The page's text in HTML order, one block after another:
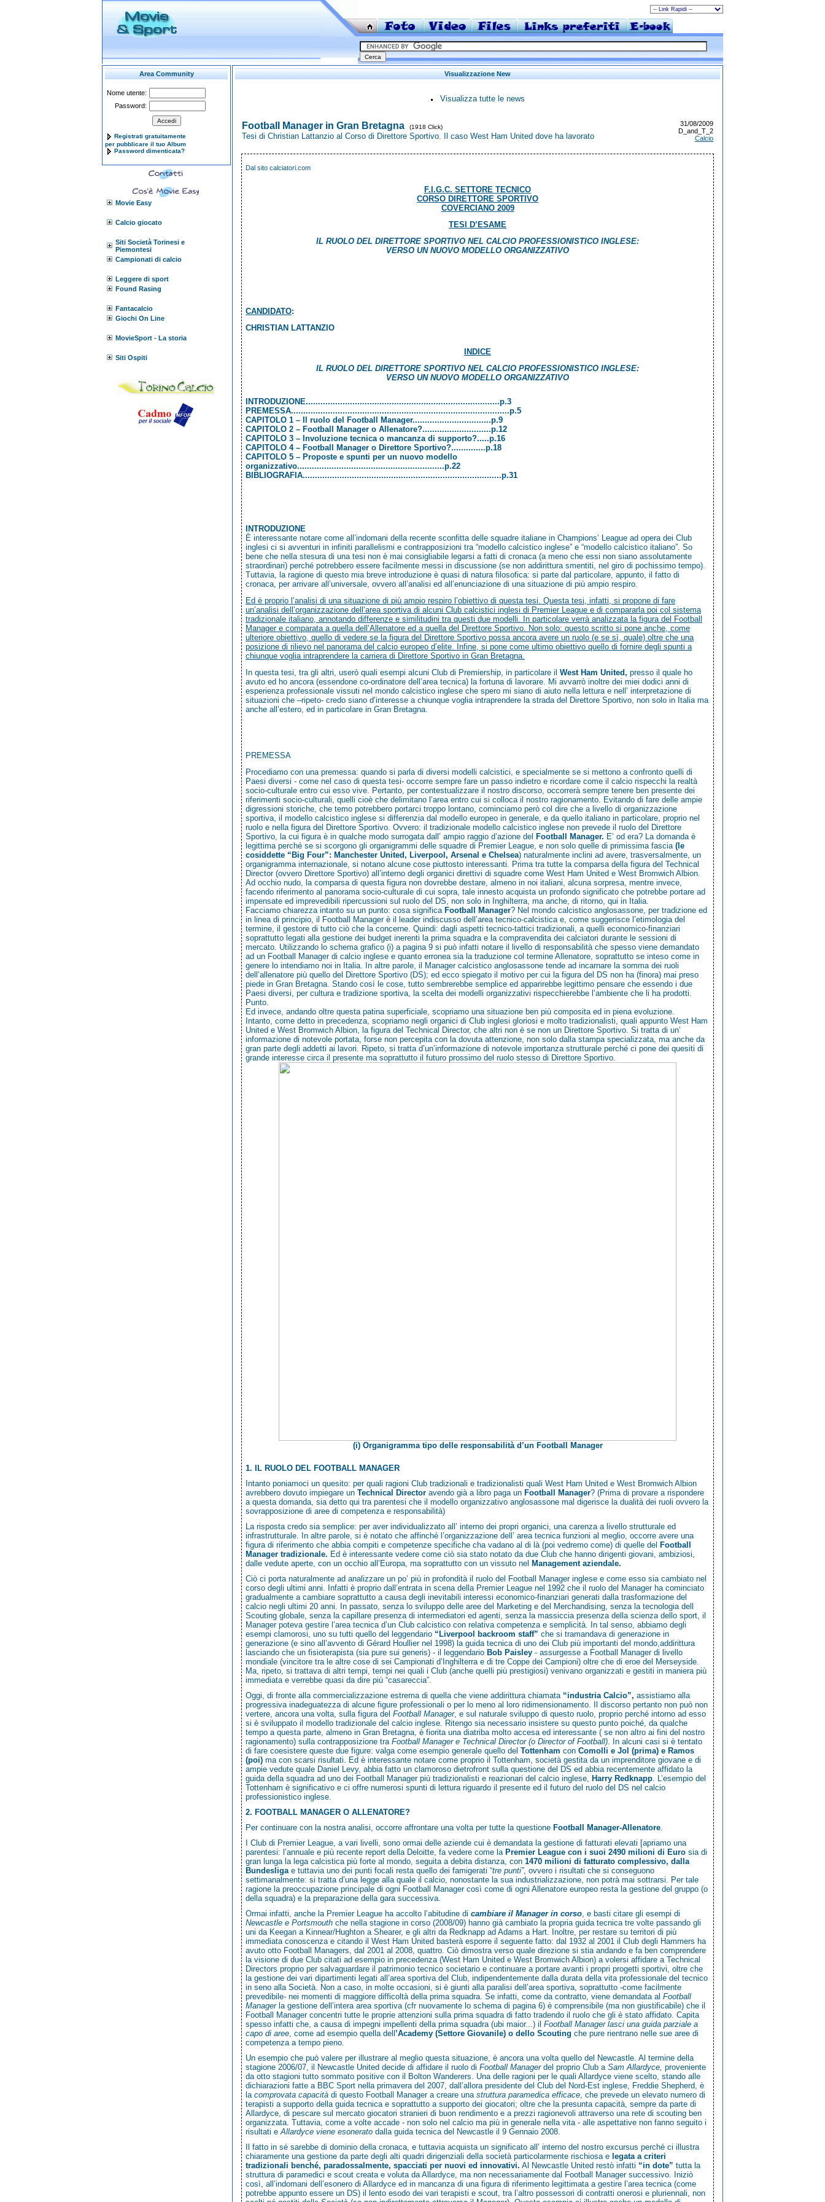
Area Community
Nome utente:
Password:
Registrati gratuitamente
per pubblicare il tuo Album
Password dimenticata?
Movie Easy
Calcio giocato
Siti Società Torinesi e
Piemontesi
Campionati di calcio
Leggere di sport
Found Rasing
Fantacalcio
Giochi On Line
MovieSport - La storia
Siti Ospiti
Visualizzazione New
Visualizza tutte le news
Football Manager in Gran Bretagna (1918 Click)
Tesi di Christian Lattanzio al Corso di Direttore Sportivo. Il caso West Ham United dove ha lavorato
31/08/2009
D_and_T_2
Calcio
Dal sito calciatori.com
F.I.G.C. SETTORE TECNICO
CORSO DIRETTORE SPORTIVO
COVERCIANO 2009
TESI D’ESAME
IL RUOLO DEL DIRETTORE SPORTIVO NEL CALCIO PROFESSIONISTICO INGLESE:
VERSO UN NUOVO MODELLO ORGANIZZATIVO
CANDIDATO:
CHRISTIAN LATTANZIO
INDICE
IL RUOLO DEL DIRETTORE SPORTIVO NEL CALCIO PROFESSIONISTICO INGLESE:
VERSO UN NUOVO MODELLO ORGANIZZATIVO
INTRODUZIONE...............................................................................p.3
PREMESSA.........................................................................................p.5
CAPITOLO 1 – Il ruolo del Football Manager................................p.9
CAPITOLO 2 – Football Manager o Allenatore?............................p.12
CAPITOLO 3 – Involuzione tecnica o mancanza di supporto?.....p.16
CAPITOLO 4 – Football Manager o Direttore Sportivo?..............p.18
CAPITOLO 5 – Proposte e spunti per un nuovo modello
organizzativo............................................................p.22
BIBLIOGRAFIA.................................................................................p.31
INTRODUZIONE
È interessante notare come all’indomani della recente sconfitta delle squadre italiane in Champions’ League ad opera dei Club
inglesi ci si avventuri in infiniti parallelismi e contrapposizioni tra “modello calcistico inglese” e “modello calcistico italiano”. So
bene che nella stesura di una tesi non è mai consigliabile legarsi a fatti di cronaca (a meno che essi non siano assolutamente
straordinari) perché potrebbero essere facilmente messi in discussione (se non addirittura smentiti, nel giro di pochissimo tempo).
Tuttavia, la ragione di questo mia breve introduzione è quasi di natura filosofica: si parte dal particolare, appunto, il fatto di
cronaca, per arrivare all’universale, ovvero all’analisi ed all’enunciazione di una situazione di più ampio respiro.
Ed è proprio l’analisi di una situazione di più ampio respiro l’obiettivo di questa tesi. Questa tesi, infatti, si propone di fare
un’analisi dell’organizzazione dell’area sportiva di alcuni Club calcistici inglesi di Premier League e di compararla poi col sistema
tradizionale italiano, annotando differenze e similitudini tra questi due modelli. In particolare verrà analizzata la figura del Football
Manager e comparata a quella dell’Allenatore ed a quella del Direttore Sportivo. Non solo: questo scritto si pone anche, come
ulteriore obiettivo, quello di vedere se la figura del Direttore Sportivo possa ancora avere un ruolo (e se sì, quale) oltre che una
posizione di rilievo nel panorama del calcio europeo d’elite. Infine, si pone come ultimo obiettivo quello di fornire degli spunti a
chiunque voglia intraprendere la carriera di Direttore Sportivo in Gran Bretagna.
In questa tesi, tra gli altri, userò quali esempi alcuni Club di Premiership, in particolare il West Ham United, presso il quale ho
avuto ed ho ancora (essendone co-ordinatore dell’area tecnica) la fortuna di lavorare. Mi avvarrò inoltre dei miei dodici anni di
esperienza professionale vissuti nel mondo calcistico inglese che spero mi siano di aiuto nella lettura e nell’ interpretazione di
situazioni che –ripeto- credo siano d’interesse a chiunque voglia intraprendere la strada del Direttore Sportivo, non solo in Italia ma
anche all’estero, ed in particolare in Gran Bretagna.
PREMESSA
Procediamo con una premessa: quando si parla di diversi modelli calcistici, e specialmente se si mettono a confronto quelli di
Paesi diversi - come nel caso di questa tesi- occorre sempre fare un passo indietro e ricordare come il calcio rispecchi la realtà
socio-culturale entro cui esso vive. Pertanto, per contestualizzare il nostro discorso, occorrerà sempre tenere ben presente dei
riferimenti socio-culturali, quelli cioè che delimitano l’area entro cui si colloca il nostro ragionamento. Evitando di fare delle ampie
digressioni storiche, che temo potrebbero portarci troppo lontano, cominciamo però col dire che a livello di organizzazione
sportiva, il modello calcistico inglese si differenzia dal modello europeo in generale, e da quello italiano in particolare, proprio nel
ruolo e nella figura del Direttore Sportivo. Ovvero: il tradizionale modello calcistico inglese non prevede il ruolo del Direttore
Sportivo, la cui figura è in qualche modo surrogata dall’ ampio raggio d’azione del Football Manager. E’ od era? La domanda è
legittima perché se si scorgono gli organigrammi delle squadre di Premier League, e non solo quelle di primissima fascia (le
cosiddette “Big Four”: Manchester United, Liverpool, Arsenal e Chelsea) naturalmente inclini ad avere, trasversalmente, un
organigramma internazionale, si notano alcune cose piuttosto interessanti. Prima tra tutte la comparsa della figura del Technical
Director (ovvero Direttore Sportivo) all’interno degli organici direttivi di squadre come West Ham United e West Bromwich Albion.
Ad occhio nudo, la comparsa di questa figura non dovrebbe destare, almeno in noi italiani, alcuna sorpresa, mentre invece,
facendo riferimento al panorama socio-culturale di cui sopra, tale innesto acquista un profondo significato che potrebbe portare ad
impensate ed imprevedibili ripercussioni sul ruolo del DS, non solo in Inghilterra, ma anche, di ritorno, qui in Italia.
Facciamo chiarezza intanto su un punto: cosa significaFootball Manager? Nel mondo calcistico anglosassone, per tradizione ed
in linea di principio, il Football Manager è il leader indiscusso dell’area tecnico-calcistica e, come suggerisce l’etimologia del
termine, il gestore di tutto ciò che la concerne. Quindi: dagli aspetti tecnico-tattici tradizionali, a quelli economico-finanziari
soprattutto legati alla gestione dei budget inerenti la prima squadra e la compravendita dei calciatori durante le sessioni di
mercato. Utilizzando lo schema grafico (i) a pagina 9 si può infatti notare il livello di responsabilità che spesso viene demandato
ad un Football Manager di calcio inglese e quanto erronea sia la traduzione col termine Allenatore, soprattutto se inteso come in
genere lo intendiamo noi in Italia. In altre parole, il Manager calcistico anglosassone tende ad incarnare la somma dei ruoli
dell’allenatore più quello del Direttore Sportivo (DS); ed ecco spiegato il motivo per cui la figura del DS non ha (finora) mai preso
piede in Gran Bretagna. Stando così le cose, tutto sembrerebbe semplice ed apparirebbe legittimo pensare che essendo i due
Paesi diversi, per cultura e tradizione sportiva, la scelta dei modelli organizzativi rispecchierebbe l’ambiente che li ha prodotti.
Punto.
Ed invece, andando oltre questa patina superficiale, scopriamo una situazione ben più composita ed in piena evoluzione.
Intanto, come detto in precedenza, scopriamo negli organici di Club inglesi gloriosi e molto tradizionalisti, quali appunto West Ham
United e West Bromwich Albion, la figura del Technical Director, che altri non è se non un Direttore Sportivo. Si tratta di un’
informazione di notevole portata, forse non percepita con la dovuta attenzione, non solo dalla stampa specializzata, ma anche da
gran parte degli addetti ai lavori. Ripeto, si tratta d’un’informazione di notevole importanza strutturale perché ci pone dei quesiti di
grande interesse circa il presente ma soprattutto il futuro prossimo del ruolo stesso di Direttore Sportivo.
(i) Organigramma tipo delle responsabilità d’un Football Manager
1. IL RUOLO DEL FOOTBALL MANAGER
Intanto poniamoci un quesito: per quali ragioni Club tradizionali e tradizionalisti quali West Ham United e West Bromwich Albion
avrebbero dovuto impiegare un Technical Director avendo già a libro paga un Football Manager? (Prima di provare a rispondere
a questa domanda, sia detto qui tra parentesi che il modello organizzativo anglosassone mal digerisce la dualità dei ruoli ovvero la
sovrapposizione di aree di competenza e responsabilità)
La risposta credo sia semplice: per aver individualizzato all’ interno dei propri organici, una carenza a livello strutturale ed
infrastrutturale. In altre parole, si è notato che affinché l’organizzazione dell’ area tecnica funzioni al meglio, occorre avere una
figura di riferimento che abbia compiti e competenze specifiche cha vadano al di là (poi vedremo come) di quelle del Football
Manager tradizionale. Ed è interessante vedere come ciò sia stato notato da due Club che hanno dirigenti giovani, ambiziosi,
dalle vedute aperte, con un occhio all’Europa, ma soprattutto con un vissuto nel Management aziendale.
Ciò ci porta naturalmente ad analizzare un po’ più in profondità il ruolo del Football Manageringlese e come esso sia cambiato nel
corso degli ultimi anni. Infatti è proprio dall’entrata in scena della Premier League nel 1992 che il ruolo del Manager ha cominciato
gradualmente a cambiare soprattutto a causa degli inevitabili interessi economico-finanziari generati dalla trasformazione del
calcio negli ultimi 20 anni. In passato, senza lo sviluppo delle aree del Marketing e del Merchandising, senza la tecnologia dell
Scouting globale, senza la capillare presenza di intermediatori ed agenti, senza la massiccia presenza della scienza dello sport, il
Manager poteva gestire l’area tecnica d’un Club calcistico con relativa competenza e semplicità. In tal senso, abbiamo degli
esempi clamorosi, uno su tutti quello del leggendario “ Liverpool backroom staff” che si tramandava di generazione in
generazione (e sino all’avvento di Gérard Houllier nel 1998) la guida tecnica di uno dei Club più importanti del mondo,addirittura
lasciando che un fisioterapista (sia pure sui generis) - il leggendario Bob Paisley - assurgesse a Football Managerdi livello
mondiale (vincitore tra le altre cose di sei Campionati d’Inghilterra e di tre Coppe dei Campioni) oltre che di eroe del Merseyside.
Ma, ripeto, si trattava di altri tempi, tempi nei quali i Club (anche quelli più prestigiosi) venivano organizzati e gestiti in maniera più
immediata e verrebbe quasi da dire più “casareccia”.
Oggi, di fronte alla commercializzazione estrema di quella che viene addirittura chiamata “industria Calcio”, assistiamo alla
progressiva inadeguatezza di alcune figure professionali o per lo meno al loro ridimensionamento. Il discorso pertanto non può non
vertere, ancora una volta, sulla figura del Football Manager, e sul naturale sviluppo di questo ruolo, proprio perché intorno ad esso
si è sviluppato il modello tradizionale del calcio inglese. Ritengo sia necessario insistere su questo punto poiché, da qualche
tempo a questa parte, almeno in Gran Bretagna, è fiorita una diatriba molto accesa ed interessante ( se non altro ai fini del nostro
ragionamento) sulla contrapposizione tra Football Manager e Technical Director (o Director of Football). In alcuni casi si è tentato
di fare coesistere queste due figure: valga come esempio generale quello del Tottenham con Comolli e Jol (prima) e Ramos
(poi) ma con scarsi risultati. Ed è interessante notare come proprio il Tottenham, società gestita da un imprenditore giovane e di
ampie vedute quale Daniel Levy, abbia fatto un clamoroso dietrofront sulla questione del DS ed abbia recentemente affidato la
guida della squadra ad uno dei Football Manager più tradizionalisti e reazionari del calcio inglese, Harry Redknapp. L’esempio del
Tottenham è significativo e ci offre numerosi spunti di lettura riguardo il presente ed il futuro del ruolo del DS nel calcio
professionistico inglese.
2. FOOTBALL MANAGER O ALLENATORE?
Per continuare con la nostra analisi, occorre affrontare una volta per tutte la questione Football Manager-Allenatore.
I Club di Premier League, a vari livelli, sono ormai delle aziende cui è demandata la gestione di fatturati elevati [apriamo una
parentesi: l’annuale e più recente report della Deloitte, fa vedere come la Premier League con i suoi 2490 milioni di Euro sia di
gran lunga la lega calcistica più forte al mondo, seguita a debita distanza, con 1470 milioni di fatturato complessivo, dalla
Bundesliga e tuttavia uno dei punti focali resta quello dei famigerati “tre punti”, ovvero i risultati che si conseguono
settimanalmente: si tratta d’una legge alla quale il calcio, nonostante la sua industrializzazione, non potrà mai sottrarsi. Per tale
ragione la preoccupazione principale di ogni Football Manager così come di ogni Allenatore europeo resta la gestione del gruppo (o
della squadra) e la preparazione della gara successiva.
Ormai infatti, anche la Premier League ha accolto l’abitudine di cambiare il Manager in corso, e basti citare gli esempi di
Newcastle e Portsmouth che nella stagione in corso (2008/09) hanno già cambiato la propria guida tecnica tre volte passando gli
uni da Keegan a Kinnear/Hughton a Shearer, e gli altri da Redknapp ad Adams a Hart. Inoltre, per restare su territori di più
immediata conoscenza e citando il West Ham United basterà esporre il seguente fatto: dal 1932 al 2001 il Club degli Hammers ha
avuto otto Football Managers, dal 2001 al 2008, quattro. Ciò dimostra verso quale direzione si stia andando e fa ben comprendere
la visione di due Club citati ad esempio in precedenza (West Ham United e West Bromwich Albion) a volersi affidare a Technical
Directors proprio per salvaguardare il patrimonio tecnico societario e continuare a portare avanti i propri progetti sportivi, oltre che
la gestione dei vari dipartimenti legati all’area sportiva del Club, indipendentemente dalla durata della vita professionale del tecnico
in seno alla Società. Non a caso, in molte occasioni, si è giunti alla paralisi dell’area sportiva, soprattutto -come facilmente
prevedibile- nei momenti di maggiore difficoltà della prima squadra. Se infatti, come da contratto, viene demandata al Football
Managerla gestione dell’intera area sportiva (cfr nuovamente lo schema di pagina 6) è comprensibile (ma non giustificabile) che il
Football Manager concentri tutte le proprie attenzioni sulla prima squadra di fatto tradendo il ruolo che gli è stato affidato. Capita
spesso infatti che, a causa di impegni impellenti della prima squadra (ubi maior...) il Football Manager lasci una guida parziale a
capo di aree, come ad esempio quella dell ’Academy (Settore Giovanile) o dello Scouting che pure rientrano nelle sue aree di
competenza a tempo pieno.
Un esempio che può valere per illustrare al meglio questa situazione, è ancora una volta quello del Newcastle. Al termine della
stagione 2006/07, il Newcastle United decide di affidare il ruolo di Football Manager del proprio Club a Sam Allardyce, proveniente
da otto stagioni tutto sommato positive con il Bolton Wanderers. Una delle ragioni per le quali Allardyce viene scelto, stando alle
dichiarazioni fatte a BBC Sport nella primavera del 2007, dall’allora presidente del Club del Nord-Est inglese, Freddie Shepherd, è
la comprovata capacità di questo Football Manager a creare una struttura paramedica efficace, che prevede un elevato numero di
terapisti a supporto della guida tecnica e soprattutto a supporto dei giocatori; oltre che la presunta capacità, sempre da parte di
Allardyce, di pescare sul mercato giocatori stranieri di buon rendimento e a prezzi ragionevoli attraverso una rete di scouting ben
organizzata. Tuttavia, come a volte accade - non solo nel calcio ma più in generale nella vita - alle aspettative non fanno seguito i
risultati eAllardyce viene esonerato dalla guida tecnica del Newcastle il 9 Gennaio 2008.
Il fatto in sé sarebbe di dominio della cronaca, e tuttavia acquista un significato all’ interno del nostro excursus perché ci illustra
chiaramente una gestione da parte degli alti quadri dirigenziali della società particolarmente rischiosa e legata a criteri
tradizionali benché, paradossalmente, spacciati per nuovi ed innovativi. Al Newcastle United restò infatti “in dote” tutta la
struttura di paramedici e scout creata e voluta da Allardyce, ma non necessariamente dal Football Managersuccessivo. Iniziò
così, all’indomani dell’esonero di Allardyce ed in mancanza di una figura di riferimento legittimata a gestire l’area tecnica (come
potrebbe appunto essere un DS) il lento esodo dei vari terapisti e scout, tra l’altro possessori di contratti onerosi e pluriennali, non